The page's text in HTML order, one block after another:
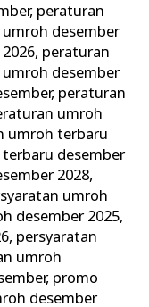
, peraturan
desember
, peraturan
desember
, peraturan
umroh
umroh terbaru
desember
2028,
umroh
desember 2025,
, persyaratan
umroh
, promo
desember